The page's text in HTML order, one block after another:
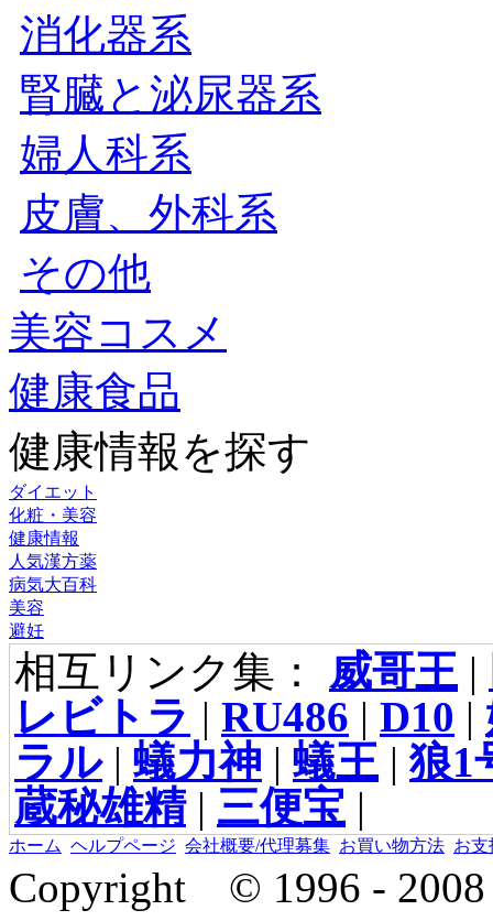
消化器系
腎臓と泌尿器系
婦人科系
皮膚、外科系
その他
美容コスメ
健康食品
健康情報を探す
ダイエット
化粧・美容
健康情報
人気漢方薬
病気大百科
美容
避妊
相互リンク集： 威哥王|
レビトラ | RU486 | D10 |
ラル| 蟻力神 | 蟻王|狼1
蔵秘雄精| 三便宝 |
ホーム ヘルプページ 会社概要/代理募集 お買い物方法 お支
Copyright © 1996 -